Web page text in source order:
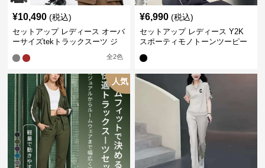
¥10,490 (税込)
セットアップ レディース オーバ
ーサイズtekトラックスーツ ジ
全2色
¥6,990 (税込)
セットアップ レディース Y2K
スポーティモノトーンツーピー
人気